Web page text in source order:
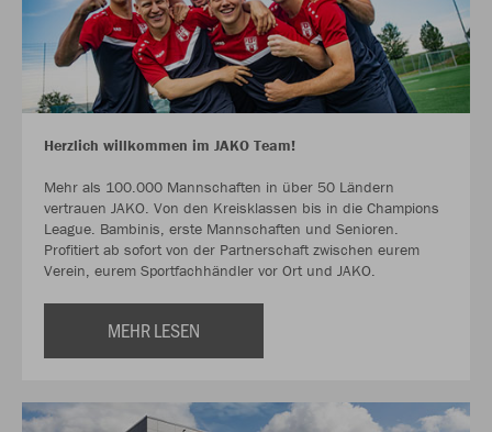
Herzlich willkommen im JAKO Team!
Mehr als 100.000 Mannschaften in über 50 Ländern
vertrauen JAKO. Von den Kreisklassen bis in die Champions
League. Bambinis, erste Mannschaften und Senioren.
Profitiert ab sofort von der Partnerschaft zwischen eurem
Verein, eurem Sportfachhändler vor Ort und JAKO.
MEHR LESEN